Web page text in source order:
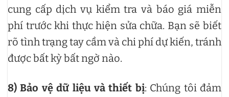
cung cấp dịch vụ kiểm tra và báo giá miễn
phí trước khi thực hiện sửa chữa. Bạn sẽ biết
rõ tình trạng tay cầm và chi phí dự kiến, tránh
được bất kỳ bất ngờ nào.
8)Bảo vệ dữ liệu và thiết bị: Chúng tôi đảm